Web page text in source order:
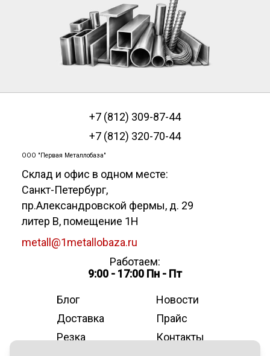
+7 (812) 309-87-44
+7 (812) 320-70-44
ООО "Первая Металлобаза"
Склад и офис в одном месте:
Санкт-Петербург,
пр.Александровской фермы, д. 29
литер В, помещение 1Н
metall@1metallobaza.ru
Работаем:
9:00 - 17:00 Пн - Пт
Блог
Новости
Доставка
Прайс
Резка
Контакты